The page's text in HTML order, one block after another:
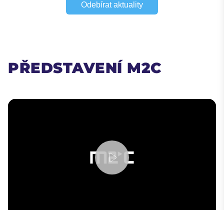
Odebírat aktuality
PŘEDSTAVENÍ M2C
Play